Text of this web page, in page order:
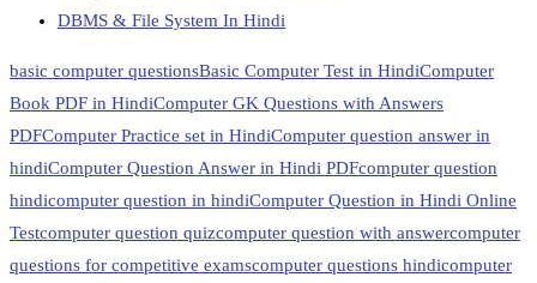
DBMS & File System In Hindi
basic computer questionsBasic Computer Test in HindiComputer
Book PDF in HindiComputer GK Questions with Answers
PDFComputer Practice set in HindiComputer question answer in
hindiComputer Question Answer in Hindi PDFcomputer question
hindicomputer question in hindiComputer Question in Hindi Online
Testcomputer question quizcomputer question with answercomputer
questions for competitive examscomputer questions hindicomputer